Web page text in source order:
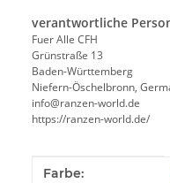
verantwortliche
Fuer Alle CFH
Grünstraße 13
Baden-Württemberg
Niefern-Öschelbronn,
info@ranzen-world.de
https://ranzen-world.de/
Produkteigenschaft
Wert
Farbe: